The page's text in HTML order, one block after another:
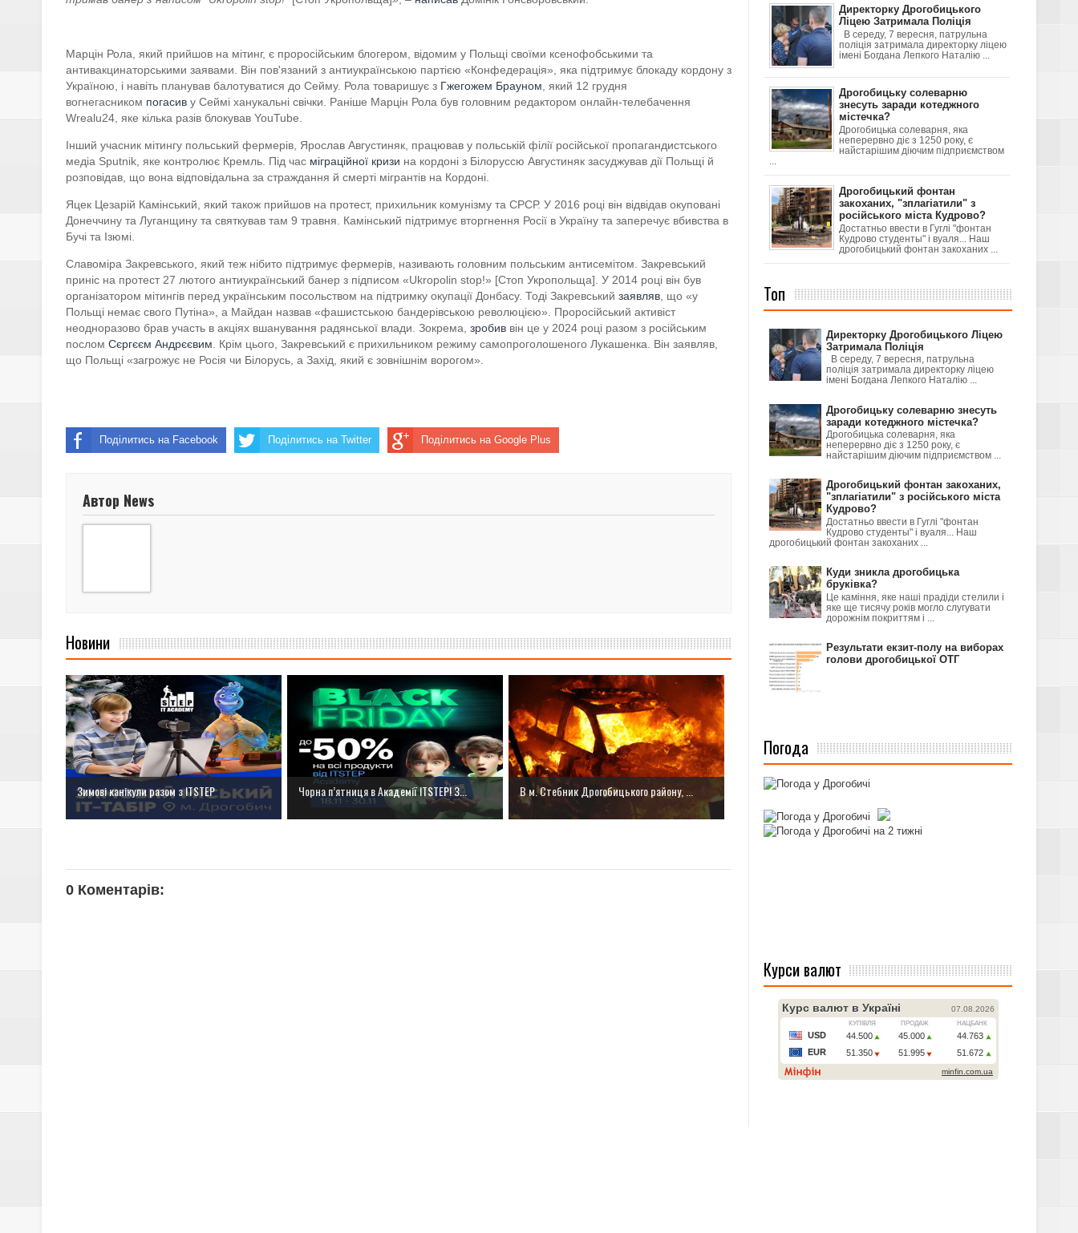
Марцін Рола, який прийшов на мітинг, є проросійським блогером, відомим у Польщі своїми ксенофобськими та
антивакцинаторськими заявами. Він пов'язаний з антиукраїнською партією «Конфедерація», яка підтримує блокаду кордону з
Україною, і навіть планував балотуватися до Сейму. Рола товаришує з Гжегожем Брауном, який 12 грудня
вогнегасником погасив у Сеймі ханукальні свічки. Раніше Марцін Рола був головним редактором онлайн-телебачення
Wrealu24, яке кілька разів блокував YouTube.
Інший учасник мітингу польський фермерів, Ярослав Августиняк, працював у польській філії російської пропагандистського
медіа Sputnik, яке контролює Кремль. Під час міграційної кризи на кордоні з Білоруссю Августиняк засуджував дії Польщі й
розповідав, що вона відповідальна за страждання й смерті мігрантів на Кордоні.
Яцек Цезарій Камінський, який також прийшов на протест, прихильник комунізму та СРСР. У 2016 році він відвідав окуповані
Донеччину та Луганщину та святкував там 9 травня. Камінський підтримує вторгнення Росії в Україну та заперечує вбивства в
Бучі та Ізюмі.
Славоміра Закревського, який теж нібито підтримує фермерів, називають головним польським антисемітом. Закревський
приніс на протест 27 лютого антиукраїнський банер з підписом «Ukropolin stop!» [Стоп Укропольща]. У 2014 році він був
організатором мітингів перед українським посольством на підтримку окупації Донбасу. Тоді Закревський заявляв, що «у
Польщі немає свого Путіна», а Майдан назвав «фашистською бандерівською революцією». Проросійський активіст
неодноразово брав участь в акціях вшанування радянської влади. Зокрема, зробив він це у 2024 році разом з російським
послом Сєргєєм Андрєєвим. Крім цього, Закревський є прихильником режиму самопроголошеного Лукашенка. Він заявляв,
що Польщі «загрожує не Росія чи Білорусь, а Захід, який є зовнішнім ворогом».
Поділитись на Facebook Поділитись на Twitter Поділитись на Google Plus
Автор News
Новини
Зимові канікули разом з ІТSTEP Чорна п’ятниця в Академії ITSTEP! З... В м. Стебник Дрогобицького району, ...
0 Коментарів:
Директорку Дрогобицького
Ліцею Затримала Поліція
В середу, 7 вересня, патрульна
поліція затримала директорку ліцею
імені Богдана Лепкого Наталію ...
Дрогобицьку солеварню
знесуть заради котеджного
містечка?
Дрогобицька солеварня, яка
неперервно діє з 1250 року, є
найстарішим діючим підприємством
Дрогобицький фонтан
закоханих, "зплагіатили" з
російського міста Кудрово?
Достатньо ввести в Гуглі "фонтан
Кудрово студенты" і вуаля... Наш
дрогобицький фонтан закоханих ...
Топ
Директорку Дрогобицького Ліцею
Затримала Поліція
В середу, 7 вересня, патрульна
поліція затримала директорку ліцею
імені Богдана Лепкого Наталію ...
Дрогобицьку солеварню знесуть
заради котеджного містечка?
Дрогобицька солеварня, яка
неперервно діє з 1250 року, є
найстарішим діючим підприємством ...
Дрогобицький фонтан закоханих,
"зплагіатили" з російського міста
Кудрово?
Достатньо ввести в Гуглі "фонтан
Кудрово студенты" і вуаля... Наш
дрогобицький фонтан закоханих ...
Куди зникла дрогобицька
бруківка?
Це каміння, яке наші прадіди стелили і
яке ще тисячу років могло слугувати
дорожнім покриттям і ...
Результати екзит-полу на виборах
голови дрогобицької ОТГ
Погода
Курси валют